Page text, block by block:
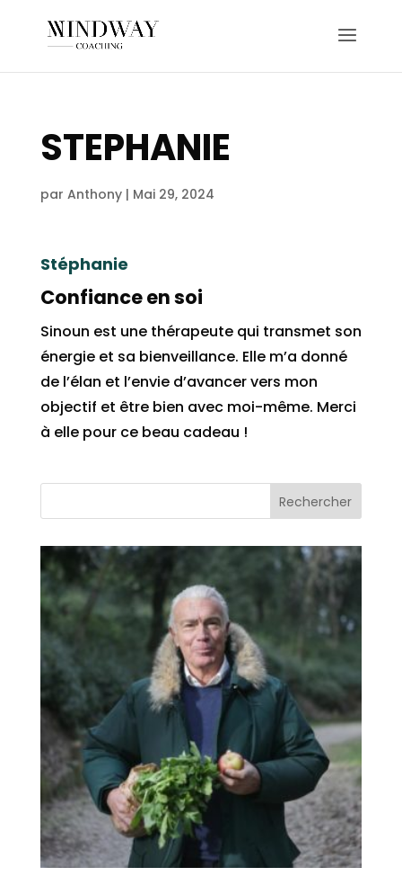
STEPHANIE
par Anthony| Mai 29, 2024
Stéphanie
Confiance en soi
Sinoun est une thérapeute qui transmet son
énergie et sa bienveillance. Elle m’a donné
de l’élan et l’envie d’avancer vers mon
objectif et être bien avec moi-même. Merci
à elle pour ce beau cadeau !